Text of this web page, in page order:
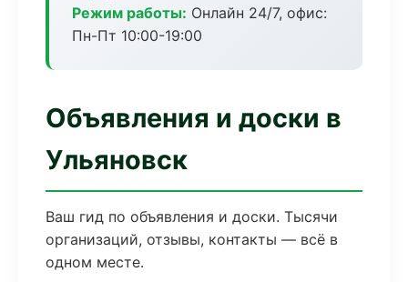
Режим работы: Онлайн 24/7, офис:
Пн-Пт 10:00-19:00
Объявления и доски в
Ульяновск
Ваш гид по объявления и доски. Тысячи
организаций, отзывы, контакты — всё в
одном месте.